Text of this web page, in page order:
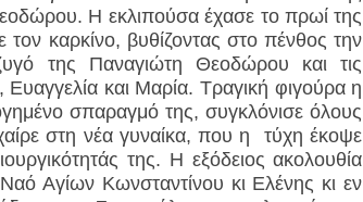
Η εκλιπούσα έχασε το πρωί της
καρκίνο, βυθίζοντας στο πένθος την
της Παναγιώτη Θεοδώρου και τις
και Μαρία. Τραγική φιγούρα η
σπαραγμό της, συγκλόνισε όλους
στη νέα γυναίκα, που η τύχη έκοψε
της. Η εξόδειος ακολουθία
Αγίων Κωνσταντίνου κι Ελένης κι εν